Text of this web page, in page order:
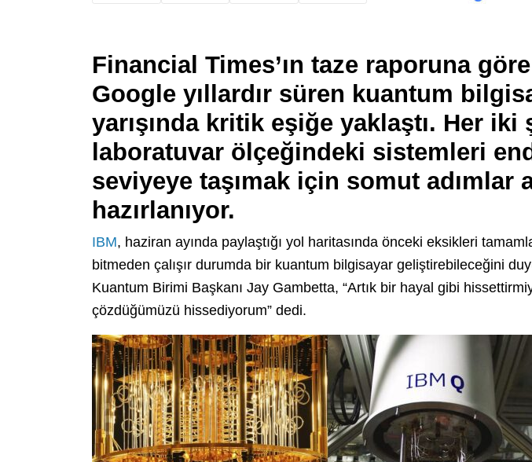
Financial Times’ın taze raporuna
Google yıllardır süren kuantum
yarışında kritik eşiğe yaklaştı. Her iki
laboratuvar ölçeğindeki sistemleri
seviyeye taşımak için somut adımlar
hazırlanıyor.
IBM, haziran ayında paylaştığı yol haritasında önceki eksikleri
bitmeden çalışır durumda bir kuantum bilgisayar geliştirebileceğini
Kuantum Birimi Başkanı Jay Gambetta, “Artık bir hayal gibi
çözdüğümüzü hissediyorum” dedi.